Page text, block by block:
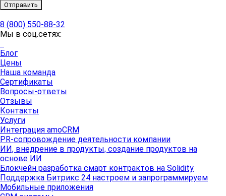
Отправить
8 (800) 550-88-32
Мы в соц.сетях:
Блог
Цены
Наша команда
Сертификаты
Вопросы-ответы
Отзывы
Контакты
Услуги
Интеграция amoCRM
PR-сопровождение деятельности компании
ИИ, внедрение в продукты, создание продуктов на
основе ИИ
Блокчейн разработка смарт контрактов на Solidity
Поддержка Битрикс 24 настроем и запрограммируем
Мобильные приложения